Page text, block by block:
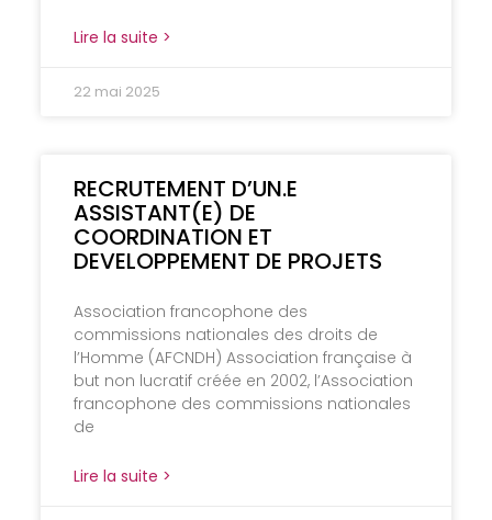
Lire la suite >
22 mai 2025
RECRUTEMENT D’UN.E
ASSISTANT(E) DE
COORDINATION ET
DEVELOPPEMENT DE PROJETS
Association francophone des
commissions nationales des droits de
l’Homme (AFCNDH) Association française à
but non lucratif créée en 2002, l’Association
francophone des commissions nationales
de
Lire la suite >